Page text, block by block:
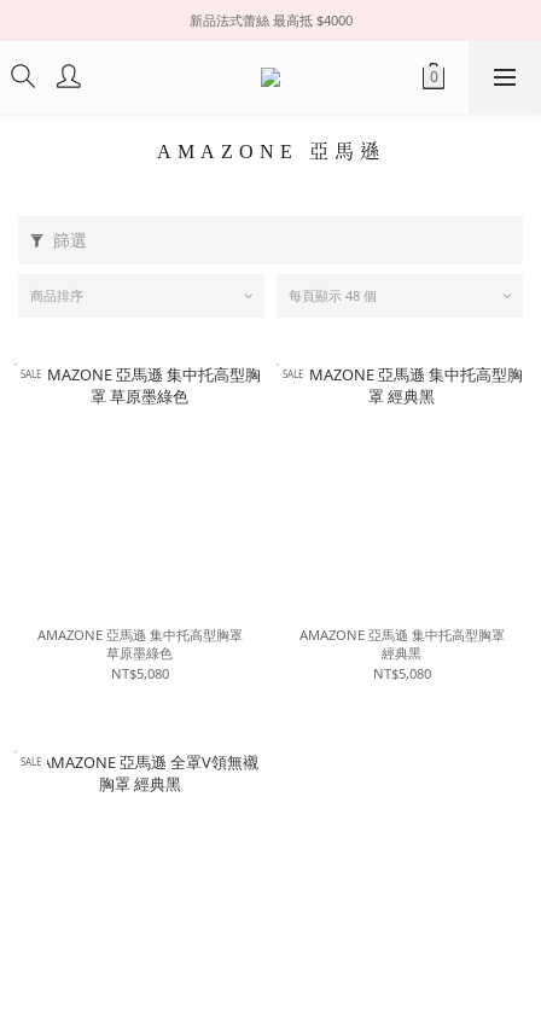
新品法式蕾絲 最高抵 $4000
AMAZONE 亞馬遜
篩選
商品排序 每頁顯示 48 個
SALE
AMAZONE 亞馬遜 集中托高型胸罩
草原墨綠色
NT$5,080
SALE
AMAZONE 亞馬遜 集中托高型胸罩
經典黑
NT$5,080
SALE